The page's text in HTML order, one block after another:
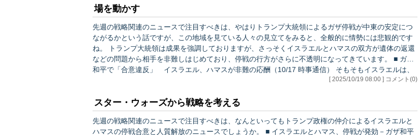
場を動かす
先週の戦略関連のニュースで注目すべきは、やはりトランプ大統領によるガザ停戦が中東の安定につ
ながるかという話ですが、この地域を見ている人々の見立てをみると、全般的に情勢には悲観的です
ね。 トランプ大統領は成果を強調しておりますが、さっそくイスラエルとハマスの双方が遺体の返還
などの問題から相手を非難しはじめており、停戦の行方がさらに不透明になってきています。 ■ ガザ
和平で「合意違反」 イスラエル、ハマスが非難の応酬（10/17 時事通信） そもそもイスラエルは、
ハマスの完全な武装解除を求めていますが、ハマスにとっては武装解除は即死を意味するわけですか
[ 2025/10/19 08:00 ] コメント(0)
スター・ウォーズから戦略を考える
先週の戦略関連のニュースで注目すべきは、なんといってもトランプ政権の仲介によるイスラエルと
ハマスの停戦合意と人質解放のニュースでしょうか。 ■ イスラエルとハマス、停戦が発効－ガザ和平